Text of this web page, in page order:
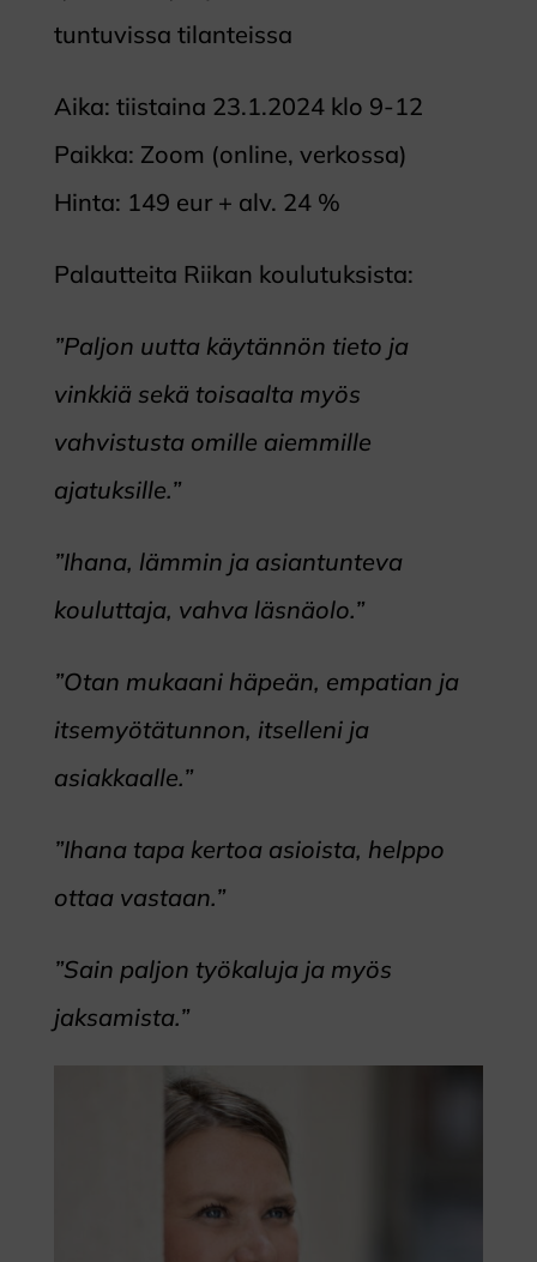
tuntuvissa tilanteissa
Aika: tiistaina 23.1.2024 klo 9-12
Paikka: Zoom (online, verkossa)
Hinta: 149 eur + alv. 24 %
Palautteita Riikan koulutuksista:
”Paljon uutta käytännön tieto ja
vinkkiä sekä toisaalta myös
vahvistusta omille aiemmille
ajatuksille.”
”Ihana, lämmin ja asiantunteva
kouluttaja, vahva läsnäolo.”
”Otan mukaani häpeän, empatian ja
itsemyötätunnon, itselleni ja
asiakkaalle.”
”Ihana tapa kertoa asioista, helppo
ottaa vastaan.”
”Sain paljon työkaluja ja myös
jaksamista.”